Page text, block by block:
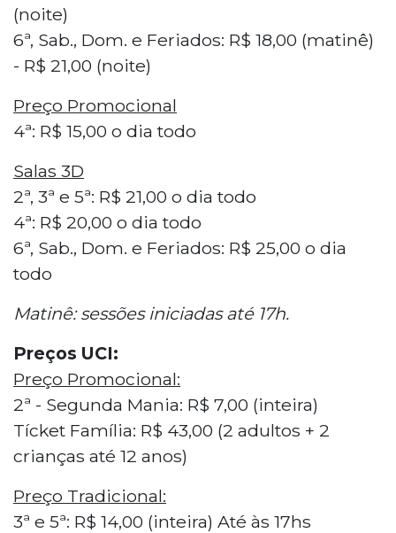
(noite)
6ª, Sab., Dom. e Feriados: R$ 18,00 (matinê)
- R$ 21,00 (noite)
Preço Promocional
4ª: R$ 15,00 o dia todo
Salas 3D
2ª, 3ª e 5ª: R$ 21,00 o dia todo
4ª: R$ 20,00 o dia todo
6ª, Sab., Dom. e Feriados: R$ 25,00 o dia
todo
Matinê: sessões iniciadas até 17h.
Preços UCI:
Preço Promocional:
2ª - Segunda Mania: R$ 7,00 (inteira)
Tícket Família: R$ 43,00 (2 adultos + 2
crianças até 12 anos)
Preço Tradicional:
3ª e 5ª: R$ 14,00 (inteira) Até às 17hs